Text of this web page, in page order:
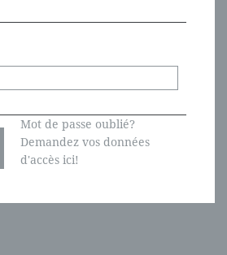
Mot de passe oublié?
Demandez vos données
d'accès ici!